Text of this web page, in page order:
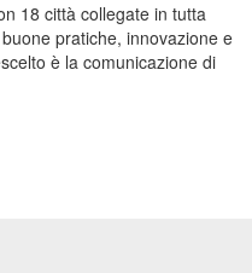
18 città collegate in tutta
pratiche, innovazione e
è la comunicazione di